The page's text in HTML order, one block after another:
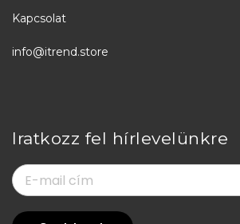
Kapcsolat
info@itrend.store
Iratkozz fel hírlevelünkre